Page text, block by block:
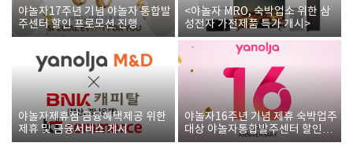
야놀자17주년 기념 야놀자 통합발
주센터 할인 프로모션 진행
<야놀자 MRO, 숙박업소 위한 삼
성전자 가전제품 특가 개시>
야놀자제휴점 금융혜택제공 위한
제휴 및 금융서비스 게시
야놀자16주년 기념 제휴 숙박업주
대상 야놀자통합발주센터 할인쿠
폰 증정